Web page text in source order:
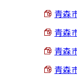
青森
青森
青森
青森